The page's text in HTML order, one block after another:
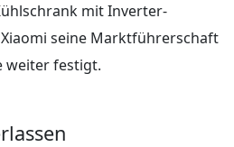
mit Inverter-
seine Marktführerschaft
weiter festigt.